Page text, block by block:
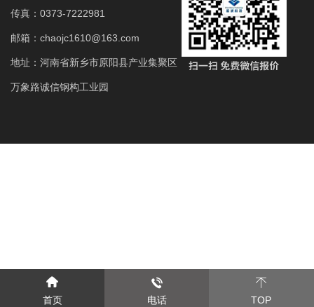
传真：0373-7222981
邮箱：chaojc1610@163.com
地址：河南省新乡市原阳县产业集聚区
万象路诚信钢构工业园
首页 电话 TOP